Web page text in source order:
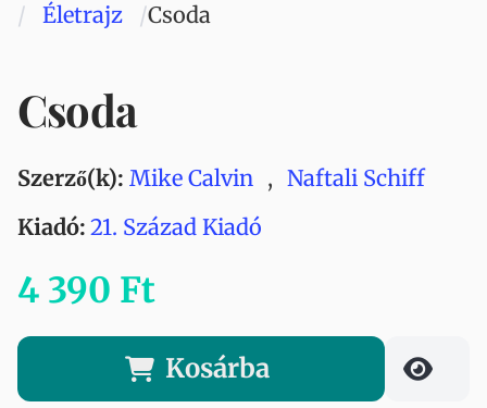
Életrajz
Csoda
Csoda
Szerző(k): Mike Calvin , Naftali Schiff
Kiadó: 21. Század Kiadó
4 390 Ft
Kosárba